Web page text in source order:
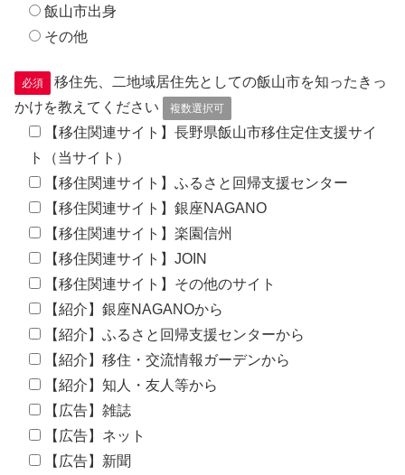
飯山市出身
その他
必須
移住先、二地域居住先としての飯山市を知ったきっ
かけを教えてください
複数選択可
【移住関連サイト】長野県飯山市移住定住支援サイ
ト（当サイト）
【移住関連サイト】ふるさと回帰支援センター
【移住関連サイト】銀座NAGANO
【移住関連サイト】楽園信州
【移住関連サイト】JOIN
【移住関連サイト】その他のサイト
【紹介】銀座NAGANOから
【紹介】ふるさと回帰支援センターから
【紹介】移住・交流情報ガーデンから
【紹介】知人・友人等から
【広告】雑誌
【広告】ネット
【広告】新聞